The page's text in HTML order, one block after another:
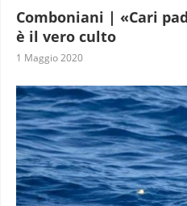
Comboniani | «Cari
è il vero culto
1 Maggio 2020